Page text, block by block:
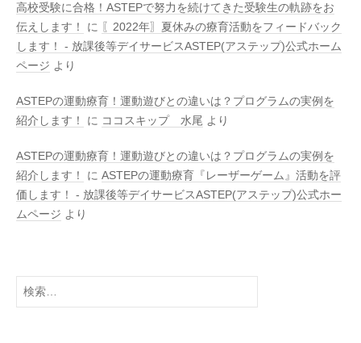
高校受験に合格！ASTEPで努力を続けてきた受験生の軌跡をお
伝えします！
に
〖2022年〗夏休みの療育活動をフィードバック
します！ - 放課後等デイサービスASTEP(アステップ)公式ホーム
ページ より
ASTEPの運動療育！運動遊びとの違いは？プログラムの実例を
紹介します！
に ココスキップ 水尾 より
ASTEPの運動療育！運動遊びとの違いは？プログラムの実例を
紹介します！
に ASTEPの運動療育『レーザーゲーム』活動を評
価します！ - 放課後等デイサービスASTEP(アステップ)公式ホー
ムページ より
検
索: